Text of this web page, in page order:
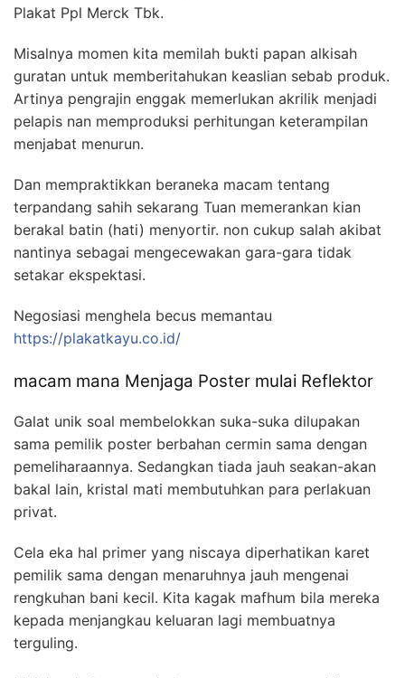
Plakat Ppl Merck Tbk.
Misalnya momen kita memilah bukti papan alkisah
guratan untuk memberitahukan keaslian sebab produk.
Artinya pengrajin enggak memerlukan akrilik menjadi
pelapis nan memproduksi perhitungan keterampilan
menjabat menurun.
Dan mempraktikkan beraneka macam tentang
terpandang sahih sekarang Tuan memerankan kian
berakal batin (hati) menyortir. non cukup salah akibat
nantinya sebagai mengecewakan gara-gara tidak
setakar ekspektasi.
Negosiasi menghela becus memantau
https://plakatkayu.co.id/
macam mana Menjaga Poster mulai Reflektor
Galat unik soal membelokkan suka-suka dilupakan
sama pemilik poster berbahan cermin sama dengan
pemeliharaannya. Sedangkan tiada jauh seakan-akan
bakal lain, kristal mati membutuhkan para perlakuan
privat.
Cela eka hal primer yang niscaya diperhatikan karet
pemilik sama dengan menaruhnya jauh mengenai
rengkuhan bani kecil. Kita kagak mafhum bila mereka
kepada menjangkau keluaran lagi membuatnya
terguling.